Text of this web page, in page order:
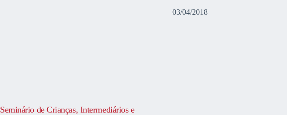
Seminário de Crianças, Intermediários e
03/04/2018